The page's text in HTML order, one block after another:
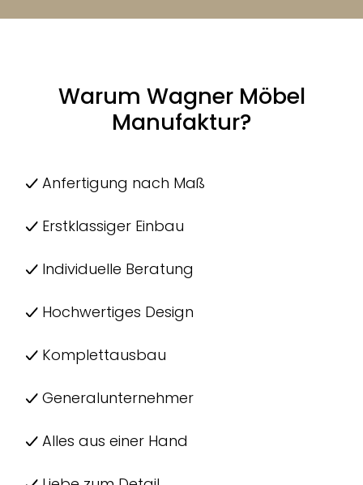
Warum Wagner Möbel
Manufaktur?
Anfertigung nach Maß
Erstklassiger Einbau
Individuelle Beratung
Hochwertiges Design
Komplettausbau
Generalunternehmer
Alles aus einer Hand